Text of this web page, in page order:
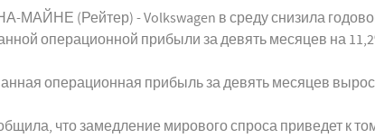
(Рейтер) - Volkswagen в среду снизила
операционной прибыли за девять месяцев на
операционная прибыль за девять месяцев
что замедление мирового спроса приведет к